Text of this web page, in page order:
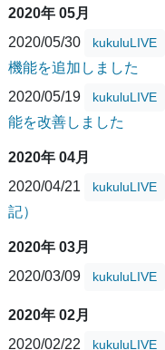
2020年 05月
2020/05/30
kukuluLIVE
機能を追加しました
2020/05/19
kukuluLIVE
能を改善しました
2020年 04月
2020/04/21
kukuluLIVE
記）
2020年 03月
2020/03/09
kukuluLIVE
2020年 02月
2020/02/22
kukuluLIVE